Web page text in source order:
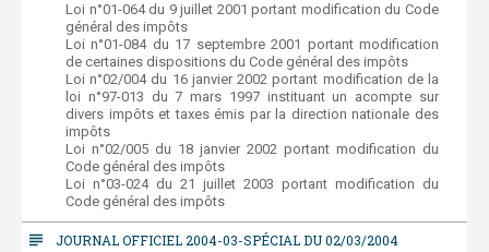
Loi n°01-064 du 9 juillet 2001 portant modification du Code
général des impôts
Loi n°01-084 du 17 septembre 2001 portant modification
de certaines dispositions du Code général des impôts
Loi n°02/004 du 16 janvier 2002 portant modification de la
loi n°97-013 du 7 mars 1997 instituant un acompte sur
divers impôts et taxes émis par la direction nationale des
impôts
Loi n°02/005 du 18 janvier 2002 portant modification du
Code général des impôts
Loi n°03-024 du 21 juillet 2003 portant modification du
Code général des impôts
subject JOURNAL OFFICIEL 2004-03-SPÉCIAL DU 02/03/2004